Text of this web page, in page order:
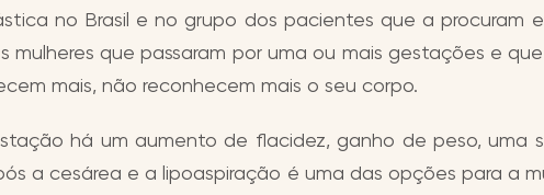
no Brasil e no grupo dos pacientes que a procuram
mulheres que passaram por uma ou mais gestações e
mais, não reconhecem mais o seu corpo.
há um aumento de flacidez, ganho de peso, uma
a cesárea e a lipoaspiração é uma das opções para a